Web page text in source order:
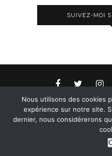
SUIVEZ-MOI
© 2015-2026 - Aylee. All
& Developed
Nous utilisons des cookies
expérience sur notre site.
dernier, nous considérerons